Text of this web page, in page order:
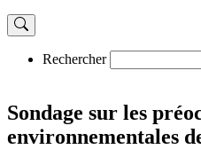
Rechercher
Sondage sur les
environnementales